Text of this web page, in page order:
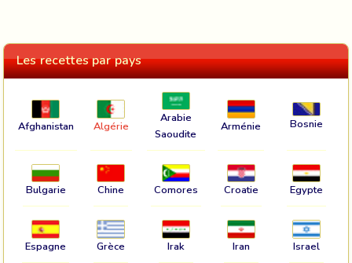
Les recettes par pays
Afghanistan Algérie
Arabie
Saoudite
Arménie Bosnie
Bulgarie Chine Comores Croatie Egypte
Espagne Grèce Irak Iran Israel